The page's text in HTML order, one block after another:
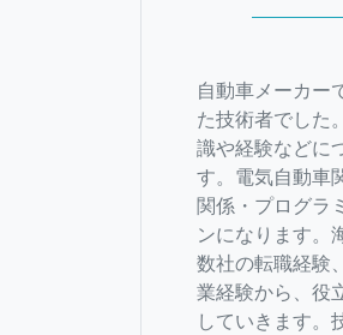
自動車メーカー
た技術者でした
識や経験などに
す。電気自動車
関係・プログラ
ンになります。
数社の転職経験
業経験から、役
していきます。